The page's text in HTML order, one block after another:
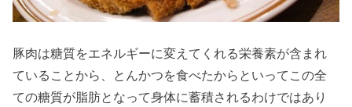
豚肉は糖質をエネルギーに変えてくれる栄養素が含まれ
ていることから、とんかつを食べたからといってこの全
ての糖質が脂肪となって身体に蓄積されるわけではあり